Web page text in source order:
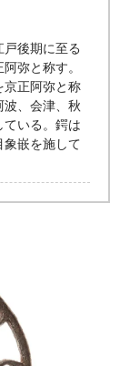
後期に至る
弥と称す。
京正阿弥と称
波、会津、秋
ている。鍔は
象嵌を施して